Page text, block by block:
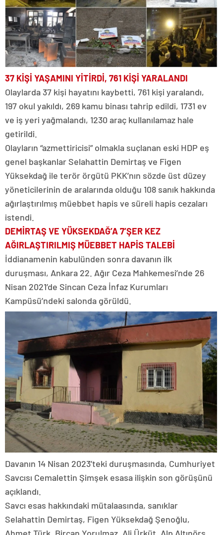
37 KİŞİ YAŞAMINI YİTİRDİ, 761 KİŞİ YARALANDI
Olaylarda 37 kişi hayatını kaybetti, 761 kişi yaralandı,
197 okul yakıldı, 269 kamu binası tahrip edildi, 1731 ev
ve iş yeri yağmalandı, 1230 araç kullanılamaz hale
getirildi.
Olayların “azmettiricisi” olmakla suçlanan eski HDP eş
genel başkanlar Selahattin Demirtaş ve Figen
Yüksekdağ ile terör örgütü PKK’nın sözde üst düzey
yöneticilerinin de aralarında olduğu 108 sanık hakkında
ağırlaştırılmış müebbet hapis ve süreli hapis cezaları
istendi.
DEMİRTAŞ VE YÜKSEKDAĞ’A 7’ŞER KEZ
AĞIRLAŞTIRILMIŞ MÜEBBET HAPİS TALEBİ
İddianamenin kabulünden sonra davanın ilk
duruşması, Ankara 22. Ağır Ceza Mahkemesi’nde 26
Nisan 2021’de Sincan Ceza İnfaz Kurumları
Kampüsü’ndeki salonda görüldü.
Davanın 14 Nisan 2023’teki duruşmasında, Cumhuriyet
Savcısı Cemalettin Şimşek esasa ilişkin son görüşünü
açıklandı.
Savcı esas hakkındaki mütalaasında, sanıklar
Selahattin Demirtaş, Figen Yüksekdağ Şenoğlu,
Ahmet Türk, Bircan Yorulmaz, Ali Ürküt, Alp Altınörs,